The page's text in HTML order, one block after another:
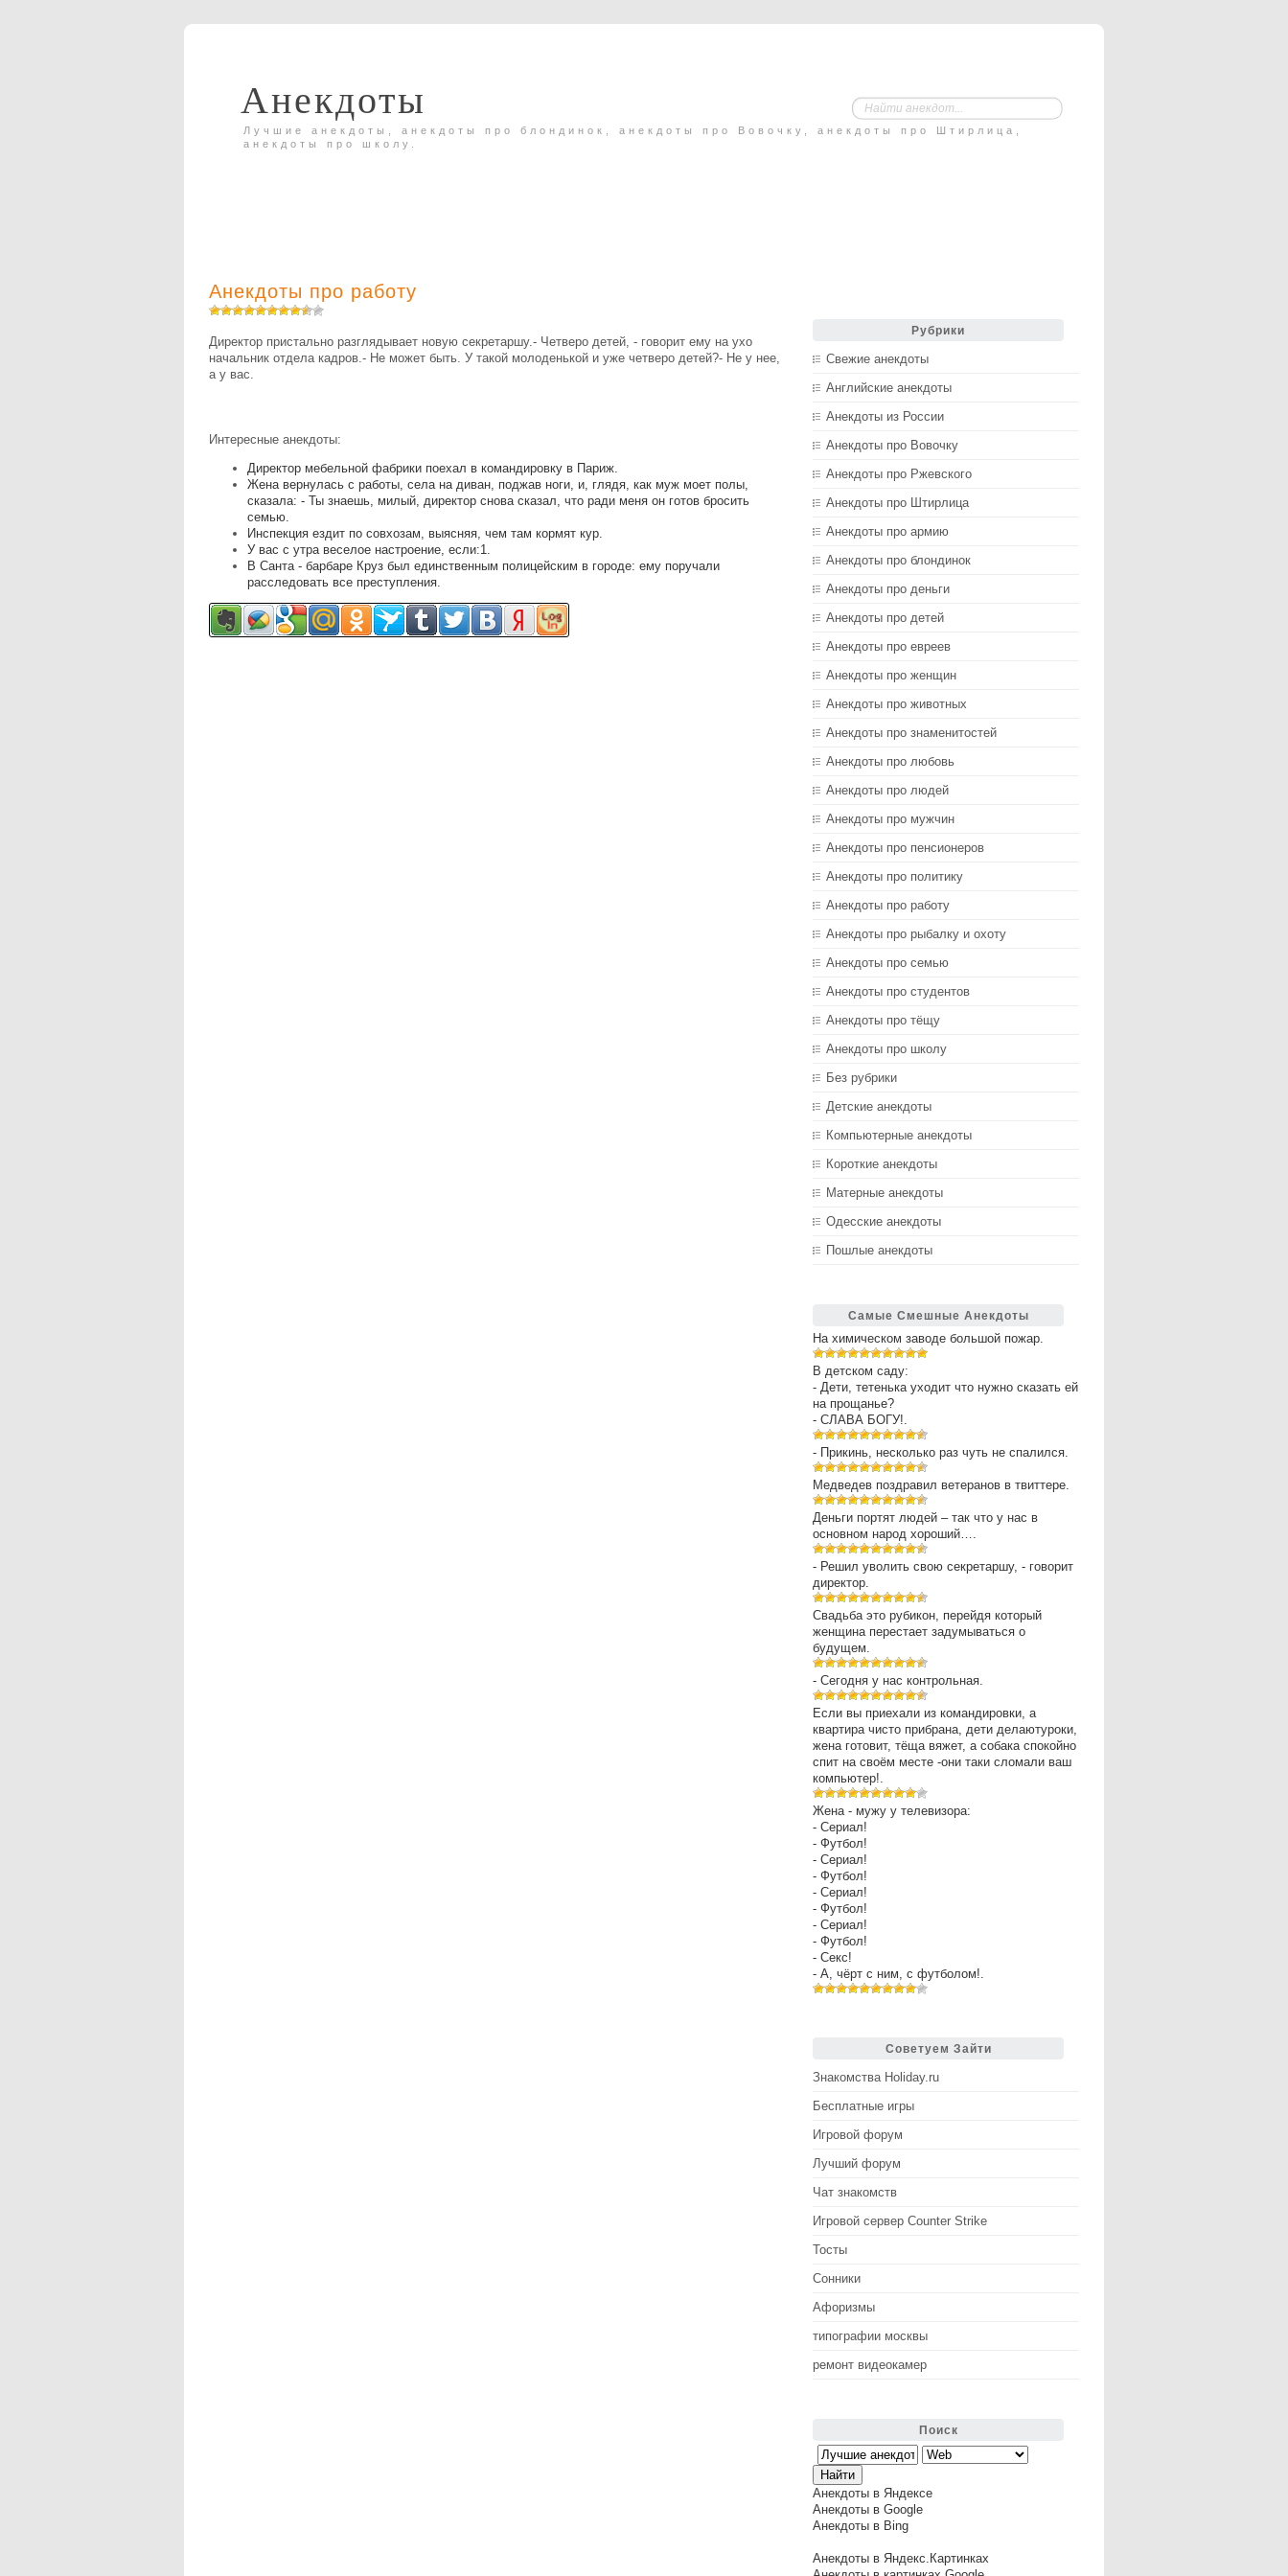
Анекдоты
Лучшие анекдоты, анекдоты про блондинок, анекдоты про Вовочку, анекдоты про Штирлица,
анекдоты про школу.
Анекдоты про работу
Директор пристально разглядывает новую секретаршу.- Четверо детей, - говорит ему на ухо
начальник отдела кадров.- Не может быть. У такой молоденькой и уже четверо детей?- Не у нее,
а у вас.
Интересные анекдоты:
Директор мебельной фабрики поехал в командировку в Париж.
Жена вернулась с работы, села на диван, поджав ноги, и, глядя, как муж моет полы,
сказала: - Ты знаешь, милый, директор снова сказал, что ради меня он готов бросить
семью.
Инспекция ездит по совхозам, выясняя, чем там кормят кур.
У вас с утра веселое настроение, если:1.
В Санта - барбаре Круз был единственным полицейским в городе: ему поручали
расследовать все преступления.
Рубрики
Свежие анекдоты
Английские анекдоты
Анекдоты из России
Анекдоты про Вовочку
Анекдоты про Ржевского
Анекдоты про Штирлица
Анекдоты про армию
Анекдоты про блондинок
Анекдоты про деньги
Анекдоты про детей
Анекдоты про евреев
Анекдоты про женщин
Анекдоты про животных
Анекдоты про знаменитостей
Анекдоты про любовь
Анекдоты про людей
Анекдоты про мужчин
Анекдоты про пенсионеров
Анекдоты про политику
Анекдоты про работу
Анекдоты про рыбалку и охоту
Анекдоты про семью
Анекдоты про студентов
Анекдоты про тёщу
Анекдоты про школу
Без рубрики
Детские анекдоты
Компьютерные анекдоты
Короткие анекдоты
Матерные анекдоты
Одесские анекдоты
Пошлые анекдоты
Самые Смешные Анекдоты
На химическом заводе большой пожар.
В детском саду:
- Дети, тетенька уходит что нужно сказать ей
на прощанье?
- СЛАВА БОГУ!.
- Прикинь, несколько раз чуть не спалился.
Медведев поздравил ветеранов в твиттере.
Деньги портят людей – так что у нас в
основном народ хороший….
- Решил уволить свою секретаршу, - говорит
директор.
Свадьба это рубикон, перейдя который
женщина перестает задумываться о
будущем.
- Сегодня у нас контрольная.
Если вы приехали из командировки, а
квартира чисто прибрана, дети делаютуроки,
жена готовит, тёща вяжет, а собака спокойно
спит на своём месте -они таки сломали ваш
компьютер!.
Жена - мужу у телевизора:
- Сериал!
- Футбол!
- Сериал!
- Футбол!
- Сериал!
- Футбол!
- Сериал!
- Футбол!
- Секс!
- А, чёрт с ним, с футболом!.
Советуем Зайти
Знакомства Holiday.ru
Бесплатные игры
Игровой форум
Лучший форум
Чат знакомств
Игровой сервер Counter Strike
Тосты
Сонники
Афоризмы
типографии москвы
ремонт видеокамер
Поиск
Анекдоты в Яндексе
Анекдоты в Google
Анекдоты в Bing
Анекдоты в Яндекс.Картинках